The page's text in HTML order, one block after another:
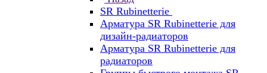
SR Rubinetterie
Арматура SR Rubinetterie для
дизайн-радиаторов
Арматура SR Rubinetterie для
радиаторов